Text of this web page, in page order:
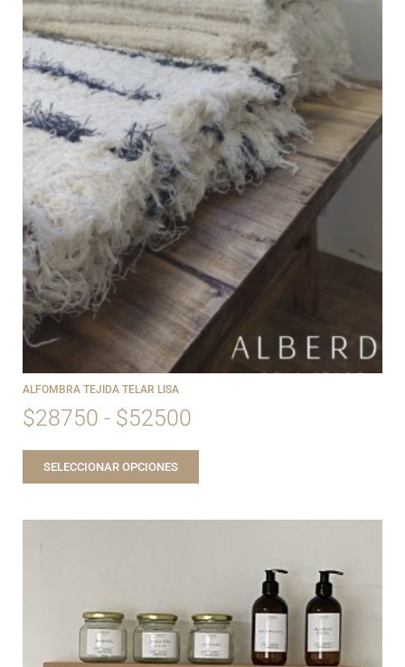
ALFOMBRA TEJIDA TELAR LISA
$28750 - $52500
SELECCIONAR OPCIONES